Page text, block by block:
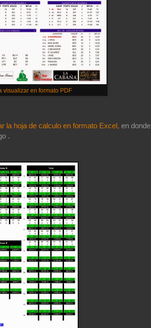
visualizar en formato PDF
la hoja de calculo en formato Excel, en donde
.